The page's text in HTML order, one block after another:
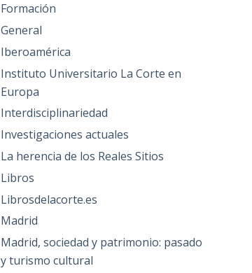
Formación
General
Iberoamérica
Instituto Universitario La Corte en
Europa
Interdisciplinariedad
Investigaciones actuales
La herencia de los Reales Sitios
Libros
Librosdelacorte.es
Madrid
Madrid, sociedad y patrimonio: pasado
y turismo cultural